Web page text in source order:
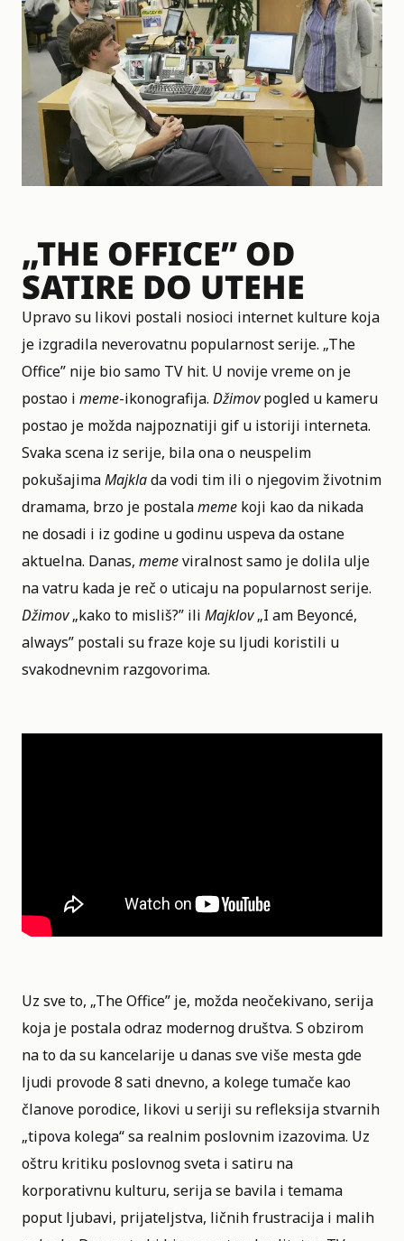
„THE OFFICE” OD
SATIRE DO UTEHE
Upravo su likovi postali nosioci internet kulture koja
je izgradila neverovatnu popularnost serije. „The
Office” nije bio samo TV hit. U novije vreme on je
postao i meme-ikonografija. Džimovpogled u kameru
postao je možda najpoznatiji gif u istoriji interneta.
Svaka scena iz serije, bila ona o neuspelim
pokušajimaMajklada vodi tim ili o njegovim životnim
dramama, brzo je postalameme koji kao da nikada
ne dosadi i iz godine u godinu uspeva da ostane
aktuelna. Danas, memeviralnost samo je dolila ulje
na vatru kada je reč o uticaju na popularnost serije.
Džimov„kako to misliš?” ili Majklov„I am Beyoncé,
always” postali su fraze koje su ljudi koristili u
svakodnevnim razgovorima.
Uz sve to, „The Office” je, možda neočekivano, serija
koja je postala odraz modernog društva. S obzirom
na to da su kancelarije u danas sve više mesta gde
ljudi provode 8 sati dnevno, a kolege tumače kao
članove porodice, likovi u seriji su refleksija stvarnih
„tipova kolega“ sa realnim poslovnim izazovima. Uz
oštru kritiku poslovnog sveta i satiru na
korporativnu kulturu, serija se bavila i temama
poput ljubavi, prijateljstva, ličnih frustracija i malih